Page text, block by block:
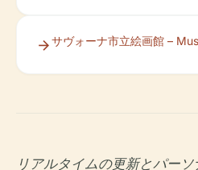
サヴォーナ市立絵画館 –
リアルタイムの更新とパー